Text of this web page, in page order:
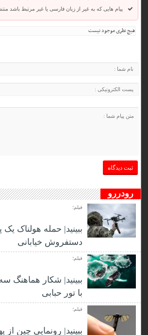
پیام هایی که به غیر از زبان فارسی یا غیر مرتبط باشد
هیچ نظری موجود نیست
رودررو
فیلم؛
ببینید| حمله هولناک یک
دستفروش خیابانی
فیلم؛
ببینید| شکار هماهنگ
با تور حبابی
فیلم؛
ببینید| رونمایی چین از